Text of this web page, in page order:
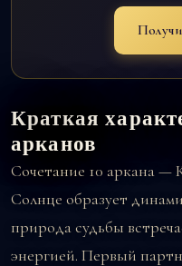
Краткая
арканов
Сочетание 10 аркана —
Солнце образует
природа судьбы
энергией. Первый